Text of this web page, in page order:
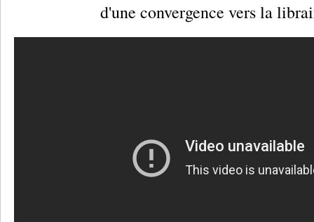
d'une convergence vers la